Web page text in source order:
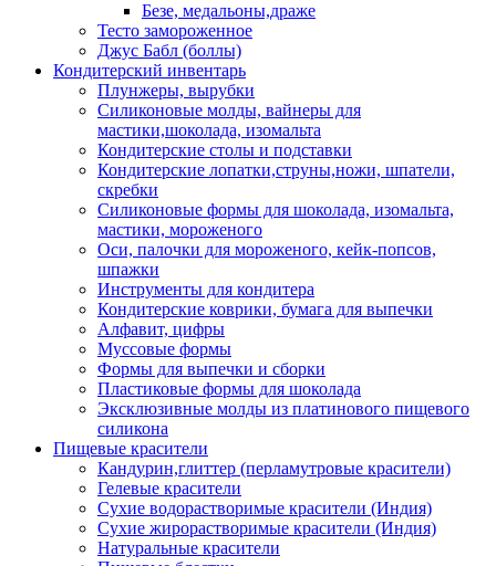
Безе, медальоны,драже
Тесто замороженное
Джус Бабл (боллы)
Кондитерский инвентарь
Плунжеры, вырубки
Силиконовые молды, вайнеры для
мастики,шоколада, изомальта
Кондитерские столы и подставки
Кондитерские лопатки,струны,ножи, шпатели,
скребки
Силиконовые формы для шоколада, изомальта,
мастики, мороженого
Оси, палочки для мороженого, кейк-попсов,
шпажки
Инструменты для кондитера
Кондитерские коврики, бумага для выпечки
Алфавит, цифры
Муссовые формы
Формы для выпечки и сборки
Пластиковые формы для шоколада
Эксклюзивные молды из платинового пищевого
силикона
Пищевые красители
Кандурин,глиттер (перламутровые красители)
Гелевые красители
Сухие водорастворимые красители (Индия)
Сухие жирорастворимые красители (Индия)
Натуральные красители